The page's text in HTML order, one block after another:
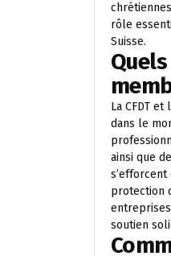
rôle
Suisse.
La CFDT
dans le
ainsi que
protection
soutien